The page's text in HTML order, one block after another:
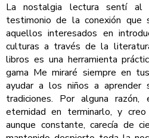
La nostalgia lectura sentí
testimonio de la conexión que
aquellos interesados en
culturas a través de la
libros es una herramienta
gama Me miraré siempre en
ayudar a los niños a aprender
tradiciones. Por alguna
eternidad en terminarlo, y
aunque constante, carecía de